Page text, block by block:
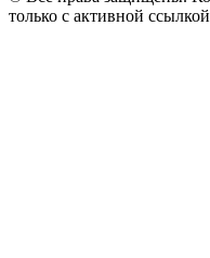
только с активной